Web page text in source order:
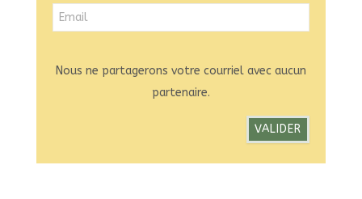
Nous ne partagerons votre courriel avec aucun
partenaire.